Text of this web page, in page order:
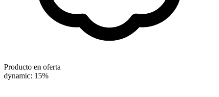
Producto en oferta
dynamic: 15%